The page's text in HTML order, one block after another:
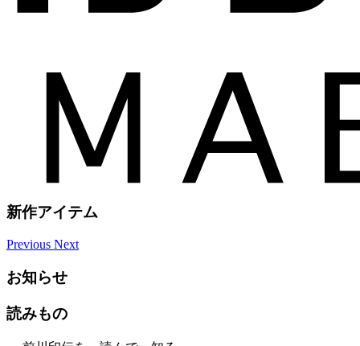
新作アイテム
Previous Next
お知らせ
読みもの